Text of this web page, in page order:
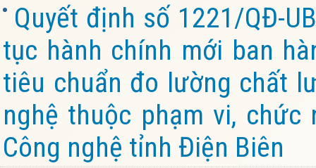
Quyết định số 1221/QĐ-
tục hành chính mới ban
tiêu chuẩn đo lường chất
nghệ thuộc phạm vi, chức
Công nghệ tỉnh Điện Biên